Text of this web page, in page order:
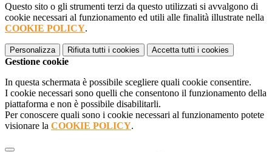
Questo sito o gli strumenti terzi da questo utilizzati si avvalgono di
cookie necessari al funzionamento ed utili alle finalità illustrate nella
COOKIE POLICY.
Personalizza Rifiuta tutti i cookies Accetta tutti i cookies
Gestione cookie
In questa schermata è possibile scegliere quali cookie consentire.
I cookie necessari sono quelli che consentono il funzionamento della
piattaforma e non è possibile disabilitarli.
Per conoscere quali sono i cookie necessari al funzionamento potete
visionare la COOKIE POLICY.